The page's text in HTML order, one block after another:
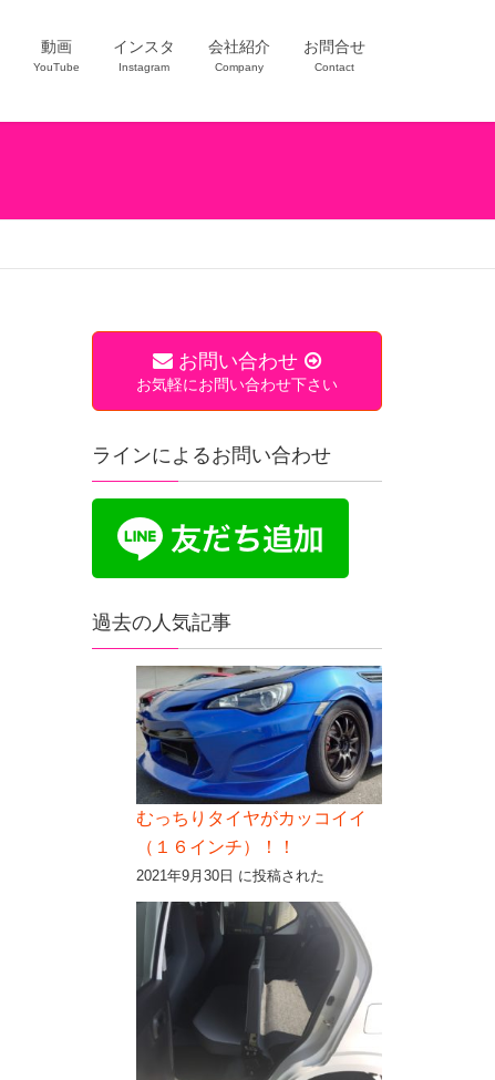
動画
YouTube
インスタ
Instagram
会社紹介
Company
お問合せ
Contact
お問い合わせ
お気軽にお問い合わせ下さい
ラインによるお問い合わせ
過去の人気記事
むっちりタイヤがカッコイイ
（１６インチ）！！
2021年9月30日 に投稿された